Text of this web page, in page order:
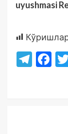
uyushmasi